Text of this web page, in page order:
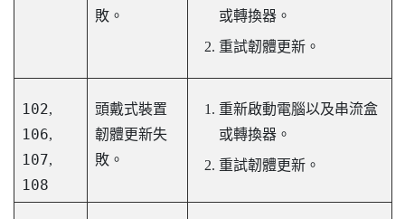
敗。
或轉換器。
重試韌體更新。
102,
106,
107,
108
頭戴式裝置
韌體更新失
敗。
重新啟動電腦以及串流盒
或轉換器。
重試韌體更新。